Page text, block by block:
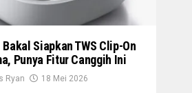
Siapkan TWS Clip-On
Punya Fitur Canggih Ini
Ryan 18 Mei 2026